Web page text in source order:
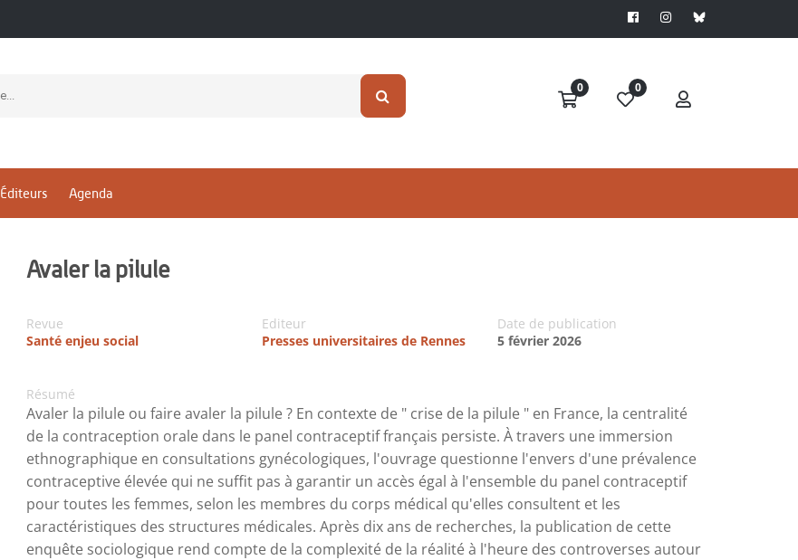
0 0
Éditeurs Agenda
Avaler la pilule
Revue
Santé enjeu social
Editeur
Presses universitaires de Rennes
Date de publication
5 février 2026
Résumé
Avaler la pilule ou faire avaler la pilule ? En contexte de " crise de la pilule " en France, la centralité
de la contraception orale dans le panel contraceptif français persiste. À travers une immersion
ethnographique en consultations gynécologiques, l'ouvrage questionne l'envers d'une prévalence
contraceptive élevée qui ne suffit pas à garantir un accès égal à l'ensemble du panel contraceptif
pour toutes les femmes, selon les membres du corps médical qu'elles consultent et les
caractéristiques des structures médicales. Après dix ans de recherches, la publication de cette
enquête sociologique rend compte de la complexité de la réalité à l'heure des controverses autour